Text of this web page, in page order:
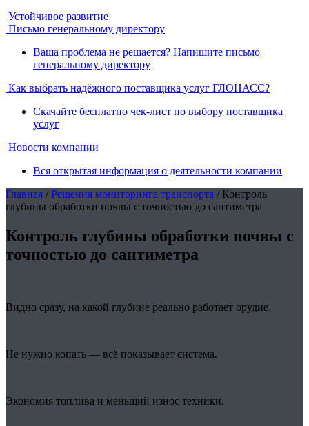
Устойчивое развитие
Письмо генеральному директору
Ваша проблема не решается? Напишите письмо
генеральному директору
Как выбрать надёжного поставщика услуг ГЛОНАСС?
Скачайте бесплатно чек-лист по выбору поставщика
услуг
Новости компании
Вся открытая информация о деятельности компании
Главная / Решения мониторинга транспорта / Контроль
глубины обработки почвы с точностью до сантиметра
Контроль глубины обработки почвы с
точностью до сантиметра
Видно сразу, на какой глубине реально работает орудие.
Не нужно копать — всё показывает система.
Экономия топлива и меньший износ техники.